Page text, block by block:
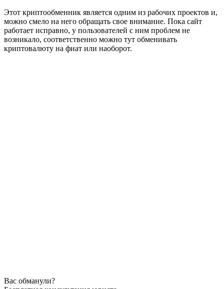
Этот криптообменник является одним из рабочих проектов и,
можно смело на него обращать свое внимание. Пока сайт
работает исправно, у пользователей с ним проблем не
возникало, соответственно можно тут обменивать
криптовалюту на фиат или наоборот.
Вас обманули?